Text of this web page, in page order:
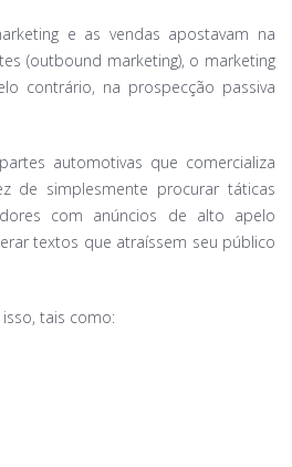
e as vendas apostavam na
(outbound marketing), o marketing
contrário, na prospecção passiva
automotivas que comercializa
de simplesmente procurar táticas
com anúncios de alto apelo
textos que atraíssem seu público
tais como: